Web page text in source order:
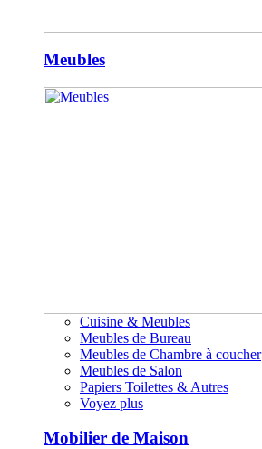
Meubles
Cuisine & Meubles
Meubles de Bureau
Meubles de Chambre à coucher
Meubles de Salon
Papiers Toilettes & Autres
Voyez plus
Mobilier de Maison